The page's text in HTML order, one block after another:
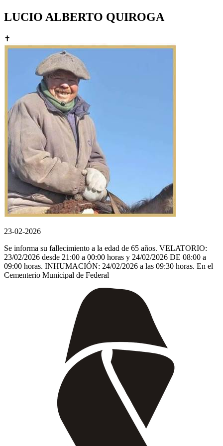
LUCIO ALBERTO QUIROGA
✝
23-02-2026
Se informa su fallecimiento a la edad de 65 años. VELATORIO:
23/02/2026 desde 21:00 a 00:00 horas y 24/02/2026 DE 08:00 a
09:00 horas. INHUMACIÓN: 24/02/2026 a las 09:30 horas. En el
Cementerio Municipal de Federal